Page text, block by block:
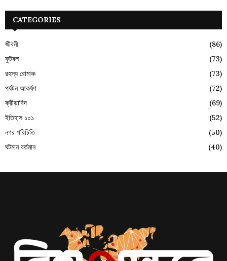
CATEGORIES
জীবনী
(86)
ফুটবল
(73)
রহস্য রোমাঞ্চ
(73)
পর্যটন আকর্ষণ
(72)
ক্রীড়াবিদ
(69)
ইতিহাস ১০১
(52)
নগর পরিচিতি
(50)
ঘটমান বর্তমান
(40)